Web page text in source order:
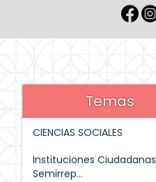
Temas
CIENCIAS SOCIALES
Instituciones Ciudadanas
Semirrep...